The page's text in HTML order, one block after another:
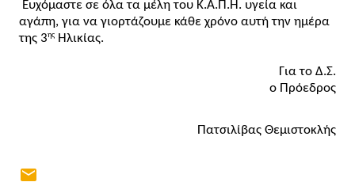
αγάπη, για να γιορτάζουμε κάθε χρόνο αυτή την ημέρα
της 3ης Ηλικίας.
Για το Δ.Σ.
ο Πρόεδρος
Πατσιλίβας Θεμιστοκλής